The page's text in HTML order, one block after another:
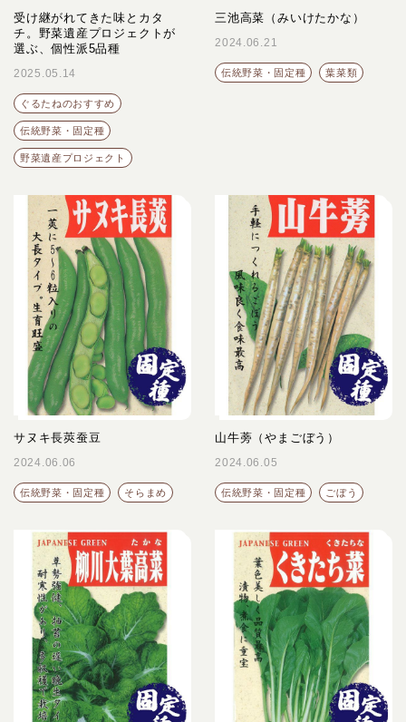
受け継がれてきた味とカタ
チ。野菜遺産プロジェクトが
選ぶ、個性派5品種
2025.05.14
ぐるたねのおすすめ
伝統野菜・固定種
野菜遺産プロジェクト
三池高菜（みいけたかな）
2024.06.21
伝統野菜・固定種 葉菜類
サヌキ長莢蚕豆
2024.06.06
伝統野菜・固定種 そらまめ
山牛蒡（やまごぼう）
2024.06.05
伝統野菜・固定種 ごぼう